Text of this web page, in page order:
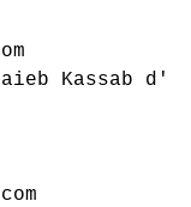
Kassab